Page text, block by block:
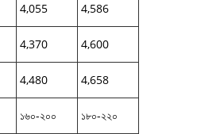
4,055
4,586
4,370
4,600
4,480 4,658
১৬০-২০০
১৮০-২২০